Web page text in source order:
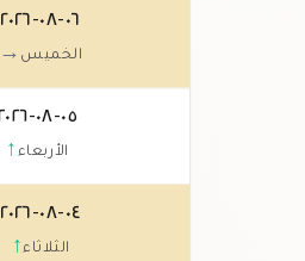
٠٦-٠٨-٢٠٢٦
الخميس →
٠٥-٠٨-٢٠٢٦
الأربعاء ↑
٠٤-٠٨-٢٠٢٦
الثلاثاء↑